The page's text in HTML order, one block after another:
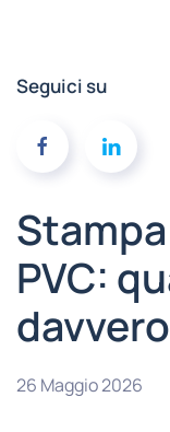
Seguici su
PVC:
davvero
26 Maggio 2026